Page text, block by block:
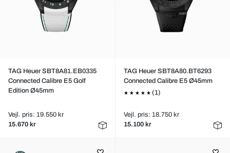
TAG Heuer SBT8A81.EB0335
Connected Calibre E5 Golf
Edition Ø45mm
Vejl. pris: 19.550 kr
15.670 kr
TAG Heuer SBT8A80.BT6293
Connected Calibre E5 Ø45mm
(1)
Vejl. pris: 18.750 kr
15.100 kr